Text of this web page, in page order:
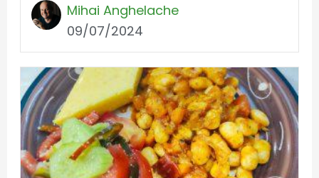
Mihai Anghelache
09/07/2024